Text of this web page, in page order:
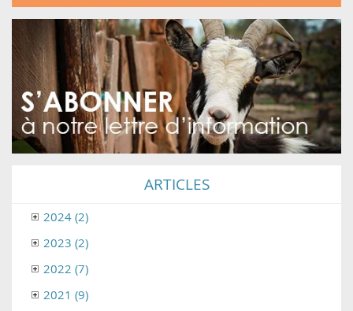
ARTICLES
2024 (2)
2023 (2)
2022 (7)
2021 (9)